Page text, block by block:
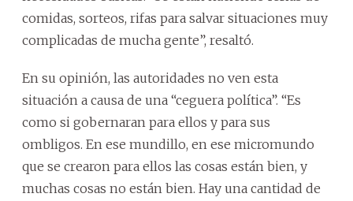
comidas, sorteos, rifas para salvar situaciones muy
complicadas de mucha gente”, resaltó.
En su opinión, las autoridades no ven esta
situación a causa de una “ceguera política”. “Es
como si gobernaran para ellos y para sus
ombligos. En ese mundillo, en ese micromundo
que se crearon para ellos las cosas están bien, y
muchas cosas no están bien. Hay una cantidad de